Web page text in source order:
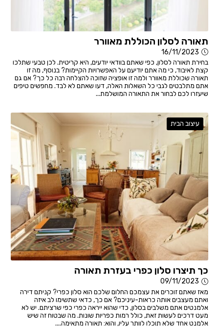
תאורה לסלון הכוללת מאוורר
16/11/2023
בחירת תאורה לסלון, כפי שאתם בוודאי יודעים, היא קריטית. לכן טבעי שתלכו
קצת לאיבוד, כי מה אתם יודיעם על האפשרויות הקיימות? בנוסף, מה זו
תאורה שכוללת מאוורר ולמה זו אופציה שזוכה להצלחה רבה כל כך? אם גם
אתם מתלבטים לגבי כל השאלות האלה, דעו שאתם לא לבד. מחפשים טיפים
שיעזרו לכם לבחור את התאורה המושלמת...
עיצוב הבית
כך תיצרו סלון כפרי בעזרת תאורה
09/11/2023
מאז שאתם זוכרים את עצמכם החלום שלכם הוא סלון כפרי? קניתם דירה
ואתם מעצבים אותה כראות-עיניכם? אם כך, כדאי שתשימו לב איזה
אלמנטים אתם משלבים בסלון, כדי שהוא ייראה כפרי כפי שרציתם. יש לא
מעט דרכים לעשות זאת, כולל רמות כפריות שונות. מה שבטוח זה שיש
אלמנט אחד שלא תוכלו לוותר עליו, והוא: תאורה מתאימה....